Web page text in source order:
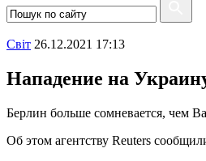
Свiт 26.12.2021 17:13
Нападение на
Берлин больше сомневается, чем
Об этом агентству Reuters